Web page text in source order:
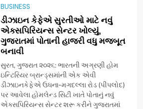
BUSINESS
ડીઝાઇન કેફેએ સુરતીઓ માટે નવું
એક્સપિરિયન્સ સેન્ટર ખોલ્યું,
ગુજરાતમાં પોતાની હાજરી વધુ મજબૂત
બનાવી
સુરત, ગુજરાત ૨૦૨૬: ભારતની અગ્રણી હોમ
ઇન્ટિરિયર બ્રાન્ડ્સમાંની એક એવી
ડીઝાઇનકેફેએ ઉધના-મગદલ્લા રોડ (પીપલોદ)
પર આવેલા હોમલેન્ડ સિટી ખાતે પોતાનું નવું
એક્સપિરિયન્સ સેન્ટર શરૂ કરીને ગુજરાતમાં
ટેરોટ રીડર પુનિતજી લુલ્લા એ ટેરોટ
કાર્ડ રીડિંગ અંગે માહિતી આપી
AHMEDABAD
ગ્લોબલ એક્સેલન્સ ફોરમ દ્વારા
નેશનલ લીડરશિપ કોન્કલેવ તથા
ભારત સમ્માન ૨૦૨૬નો ભવ્ય અને
પ્રતિષ્ઠિત કાર્યક્રમ નવી દિલ્હીમાં
સફળતાપૂર્વક યોજાયો
BUSINESS